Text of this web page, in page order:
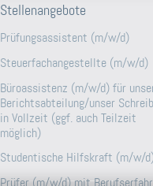
Stellenangebote
Prüfungsassistent (m/w/d)
Steuerfachangestellte (m/w/d)
Büroassistenz (m/w/d) für
Berichtsabteilung/unser
in Vollzeit (ggf. auch Teilzeit
möglich)
Studentische Hilfskraft (m/w/
Prüfer (m/w/d) mit